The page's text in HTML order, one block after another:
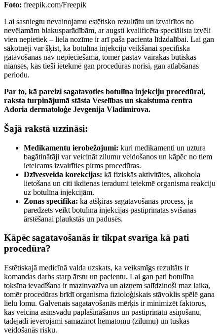
Foto: freepik.com/Freepik
Lai sasniegtu nevainojamu estētisko rezultātu un izvairītos no
nevēlamām blakusparādībām, ar augsti kvalificēta speciālista izvēli
vien nepietiek – liela nozīme ir arī paša pacienta līdzdalībai. Lai gan
sākotnēji var šķist, ka botulīna injekciju veikšanai specifiska
gatavošanās nav nepieciešama, tomēr pastāv vairākas būtiskas
nianses, kas tieši ietekmē gan procedūras norisi, gan atlabšanas
periodu.
Par to, kā pareizi sagatavoties botulīna injekciju procedūrai,
raksta turpinājumā stāsta Veselības un skaistuma centra
Adoria dermatoloģe Jevgenija Vladimirova.
Šajā rakstā uzzināsi:
Medikamentu ierobežojumi: kuri medikamenti un uztura
bagātinātāji var veicināt zilumu veidošanos un kāpēc no tiem
ieteicams izvairīties pirms procedūras.
Dzīvesveida korekcijas: kā fiziskās aktivitātes, alkohola
lietošana un citi ikdienas ieradumi ietekmē organisma reakciju
uz botulīna injekcijām.
Zonas specifika: kā atšķiras sagatavošanās process, ja
paredzēts veikt botulīna injekcijas pastiprinātas svīšanas
ārstēšanai plaukstās un padusēs.
Kāpēc sagatavošanās ir tikpat svarīga kā pati
procedūra?
Estētiskajā medicīnā valda uzskats, ka veiksmīgs rezultāts ir
komandas darbs starp ārstu un pacientu. Lai gan pati botulīna
toksīna ievadīšana ir mazinvazīva un aizņem salīdzinoši maz laika,
tomēr procedūras brīdī organisma fizioloģiskais stāvoklis spēlē gana
lielu lomu. Galvenais sagatavošanās mērķis ir minimizēt faktorus,
kas veicina asinsvadu paplašināšanos un pastiprinātu asiņošanu,
tādējādi ievērojami samazinot hematomu (zilumu) un tūskas
veidošanās risku.